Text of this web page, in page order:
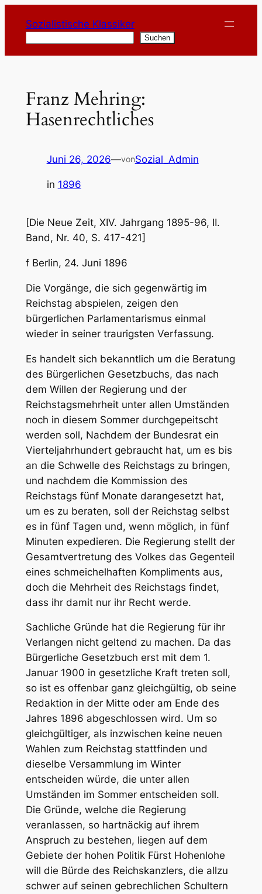
Inhalt
springen
Sozialistische Klassiker
Suchen
Franz Mehring:
Hasenrechtliches
Juni 26, 2026—vonSozial_Admin
in 1896
[Die Neue Zeit, XIV. Jahrgang 1895-96, II.
Band, Nr. 40, S. 417-421]
f Berlin, 24. Juni 1896
Die Vorgänge, die sich gegenwärtig im
Reichstag abspielen, zeigen den
bürgerlichen Parlamentarismus einmal
wieder in seiner traurigsten Verfassung.
Es handelt sich bekanntlich um die Beratung
des Bürgerlichen Gesetzbuchs, das nach
dem Willen der Regierung und der
Reichstagsmehrheit unter allen Umständen
noch in diesem Sommer durchgepeitscht
werden soll, Nachdem der Bundesrat ein
Vierteljahrhundert gebraucht hat, um es bis
an die Schwelle des Reichstags zu bringen,
und nachdem die Kommission des
Reichstags fünf Monate darangesetzt hat,
um es zu beraten, soll der Reichstag selbst
es in fünf Tagen und, wenn möglich, in fünf
Minuten expedieren. Die Regierung stellt der
Gesamtvertretung des Volkes das Gegenteil
eines schmeichelhaften Kompliments aus,
doch die Mehrheit des Reichstags findet,
dass ihr damit nur ihr Recht werde.
Sachliche Gründe hat die Regierung für ihr
Verlangen nicht geltend zu machen. Da das
Bürgerliche Gesetzbuch erst mit dem 1.
Januar 1900 in gesetzliche Kraft treten soll,
so ist es offenbar ganz gleichgültig, ob seine
Redaktion in der Mitte oder am Ende des
Jahres 1896 abgeschlossen wird. Um so
gleichgültiger, als inzwischen keine neuen
Wahlen zum Reichstag stattfinden und
dieselbe Versammlung im Winter
entscheiden würde, die unter allen
Umständen im Sommer entscheiden soll.
Die Gründe, welche die Regierung
veranlassen, so hartnäckig auf ihrem
Anspruch zu bestehen, liegen auf dem
Gebiete der hohen Politik Fürst Hohenlohe
will die Bürde des Reichskanzlers, die allzu
schwer auf seinen gebrechlichen Schultern